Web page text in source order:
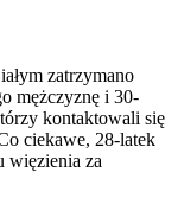
zatrzymano
mężczyznę i 30-
kontaktowali się
ciekawe, 28-latek
więzienia za